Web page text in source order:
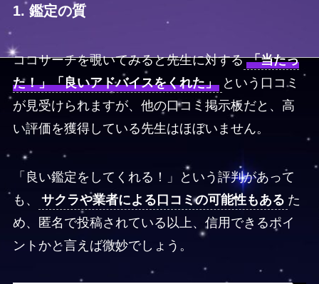
1. 鑑定の質
ココサーチを覗いてみると先生に対する 「当たっ
た！」「良いアドバイスをくれた」 という口コミ
が見受けられますが、他の口コミ掲示板だと、高
い評価を獲得している先生はほぼいません。
「良い鑑定をしてくれる！」という評判があって
も、
サクラや業者による口コミの可能性もある た
め、匿名で投稿されている以上、信用できるポイ
ントかと言えば微妙でしょう。